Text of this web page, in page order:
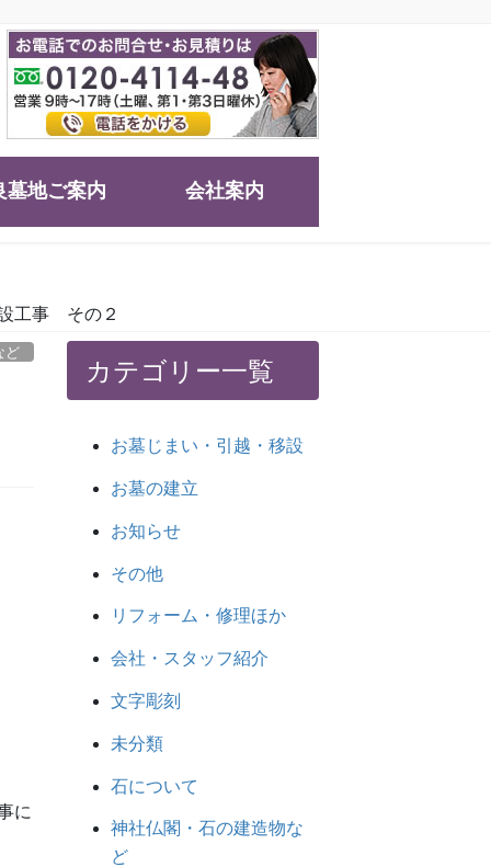
墓地ご案内 会社案内
工事 その２
ど
に
カテゴリー一覧
お墓じまい・引越・移設
お墓の建立
お知らせ
その他
リフォーム・修理ほか
会社・スタッフ紹介
文字彫刻
未分類
石について
神社仏閣・石の建造物な
ど